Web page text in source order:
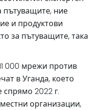
пътуващите, ние
и продуктови
за пътуващите, така
000 мрежи против
в Уганда, което
спрямо 2022 г.
организации,